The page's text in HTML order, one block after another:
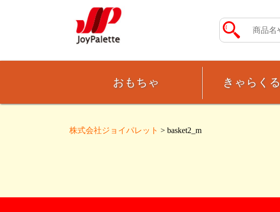
おもちゃ きゃらく
株式会社ジョイパレット > basket2_m